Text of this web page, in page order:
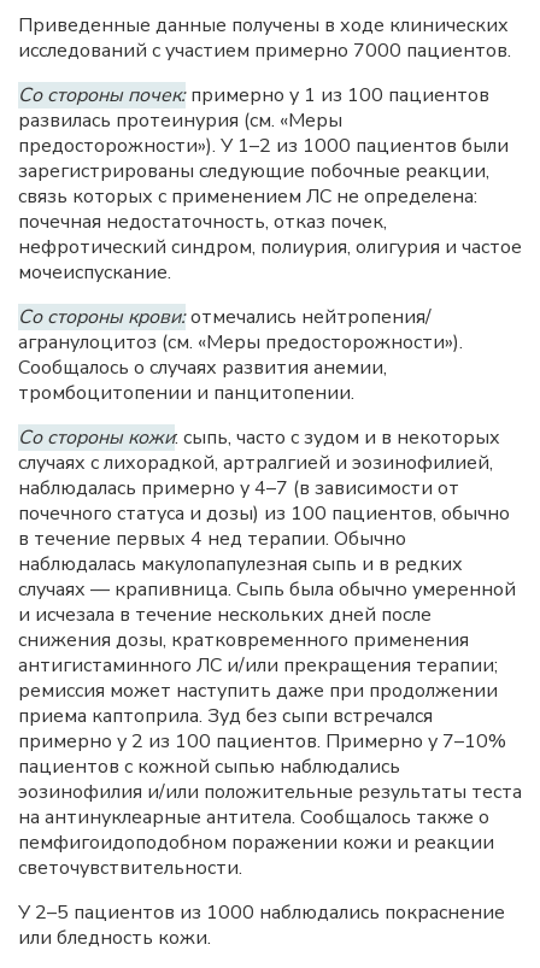
Приведенные данные получены в ходе клинических
исследований с участием примерно 7000 пациентов.
Со стороны почек:примерно у 1 из 100 пациентов
развилась протеинурия (см. «Меры
предосторожности»). У 1–2 из 1000 пациентов были
зарегистрированы следующие побочные реакции,
связь которых с применением ЛС не определена:
почечная недостаточность, отказ почек,
нефротический синдром, полиурия, олигурия и частое
мочеиспускание.
Со стороны крови:отмечались нейтропения/
агранулоцитоз (см. «Меры предосторожности»).
Сообщалось о случаях развития анемии,
тромбоцитопении и панцитопении.
Со стороны кожи: сыпь, часто с зудом и в некоторых
случаях с лихорадкой, артралгией и эозинофилией,
наблюдалась примерно у 4–7 (в зависимости от
почечного статуса и дозы) из 100 пациентов, обычно
в течение первых 4 нед терапии. Обычно
наблюдалась макулопапулезная сыпь и в редких
случаях — крапивница. Сыпь была обычно умеренной
и исчезала в течение нескольких дней после
снижения дозы, кратковременного применения
антигистаминного ЛС и/или прекращения терапии;
ремиссия может наступить даже при продолжении
приема каптоприла. Зуд без сыпи встречался
примерно у 2 из 100 пациентов. Примерно у 7–10%
пациентов с кожной сыпью наблюдались
эозинофилия и/или положительные результаты теста
на антинуклеарные антитела. Сообщалось также о
пемфигоидоподобном поражении кожи и реакции
светочувствительности.
У 2–5 пациентов из 1000 наблюдались покраснение
или бледность кожи.